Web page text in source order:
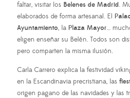
faltar, visitar los Belenes de Madrid.
elaborados de forma artesanal. El
Ayuntamiento, la Plaza Mayor…
eligen enseñar su Belén. Todos son
pero comparten la misma ilusión.
Carla Carrero explica la festividad
en la Escandinavia precristiana, las
origen pagano de las navidades y las